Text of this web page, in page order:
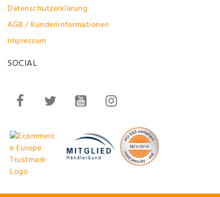
Datenschutzerklärung
AGB / Kundeninformationen
Impressum
SOCIAL